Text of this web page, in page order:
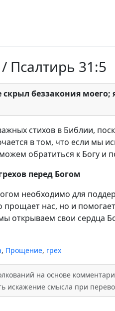
Псалтирь 31:5
беззакония
стихов в Библии,
в том, что если мы
обратиться к Богу и
перед Богом
необходимо для
нас, но и
открываем свои сердца
, Прощение, грех
на основе
искажение смысла при